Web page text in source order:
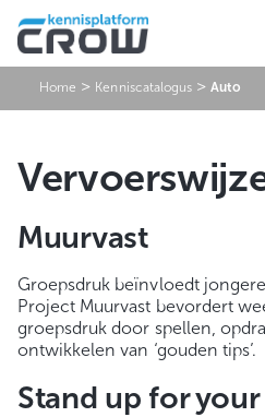
naar
de
Home > Kenniscatalogus >Auto
Muurvast
Groepsdruk beïnvloedt
Project Muurvast bevordert
groepsdruk door spellen,
ontwikkelen van ‘gouden tips’.
Stand up for